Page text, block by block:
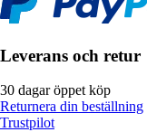
Leverans och retur
30 dagar öppet köp
Returnera din beställning
Trustpilot